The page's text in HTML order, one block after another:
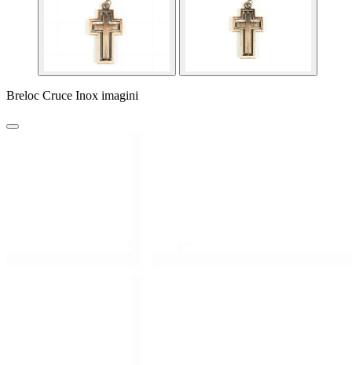
Breloc Cruce Inox imagini